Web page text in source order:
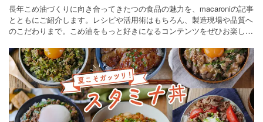
長年こめ油づくりに向き合ってきたつの食品の魅力を、macaroniの記事
とともにご紹介します。レシピや活用術はもちろん、製造現場や品質へ
のこだわりまで。こめ油をもっと好きになるコンテンツをぜひお楽しみ